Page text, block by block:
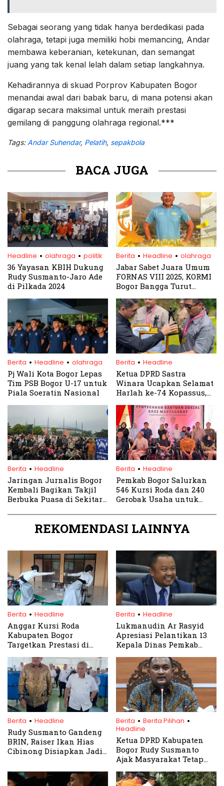
Sebagai seorang yang tidak hanya berdedikasi pada
olahraga, tetapi juga memiliki hobi memancing, Andar
membawa keberanian, ketekunan, dan semangat
juang yang tak kenal lelah dalam setiap langkahnya.
Kehadirannya di skuad Porprov Kabupaten Bogor
menandai awal dari babak baru, di mana potensi akan
digarap secara maksimal untuk meraih prestasi
gemilang di panggung olahraga regional.***
Tags: Andar Suhendar, Pelatih, sepakbola
BACA JUGA
Headline . olahraga . politik
36 Yayasan KBIH Dukung
Rudy Susmanto-Jaro Ade
di Pilkada 2024
Berita . Headline . olahraga
Jabar Sabet Juara Umum
FORNAS VIII 2025, KORMI
Bogor Bangga Turut
Berita . Headline . olahraga
Pj Wali Kota Bogor Lepas
Tim PSB Bogor U-17 untuk
Piala Soeratin Nasional
Berita . Headline
Ketua DPRD Sastra
Winara Ucapkan Selamat
Harlah ke-74 Kopassus,
Prajurit
Berita . Headline
Jaringan Jurnalis Bogor
Kembali Bagikan Takjil
Berbuka Puasa di Sekitar
Berita . Headline
Pemkab Bogor Salurkan
546 Kursi Roda dan 240
Gerobak Usaha untuk
Kurang Mampu
REKOMENDASI LAINNYA
Berita . Headline
Anggar Kursi Roda
Kabupaten Bogor
Targetkan Prestasi di
Berita . Headline
Lukmanudin Ar Rasyid
Apresiasi Pelantikan 13
Kepala Dinas Pemkab
Proyek Jalan
Rancabungur–Leuwiliang
Berita . Headline
Rudy Susmanto Gandeng
BRIN, Raiser Ikan Hias
Cibinong Disiapkan Jadi
Bogor
Berita . Berita Pilihan .
Headline
Ketua DPRD Kabupaten
Bogor Rudy Susmanto
Ajak Masyarakat Tetap
Hormati Hasil Pemilu